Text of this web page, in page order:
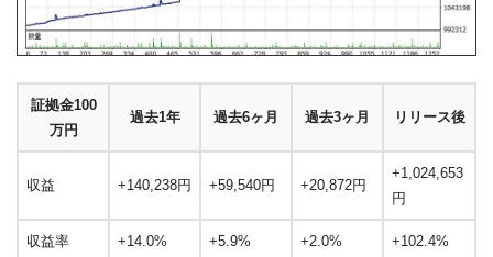
証拠金100
万円
過去1年 過去6ヶ月 過去3ヶ月 リリース後
収益 +140,238円 +59,540円 +20,872円
+1,024,653
円
収益率 +14.0% +5.9% +2.0% +102.4%